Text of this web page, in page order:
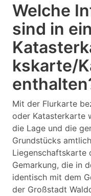
Welche
sind in
kskarte/
Mit der Flurkarte
oder Katasterkarte
die Lage und die
Grundstücks
Liegenschaftskarte
Gemarkung, die in
identisch mit dem
der Großstadt